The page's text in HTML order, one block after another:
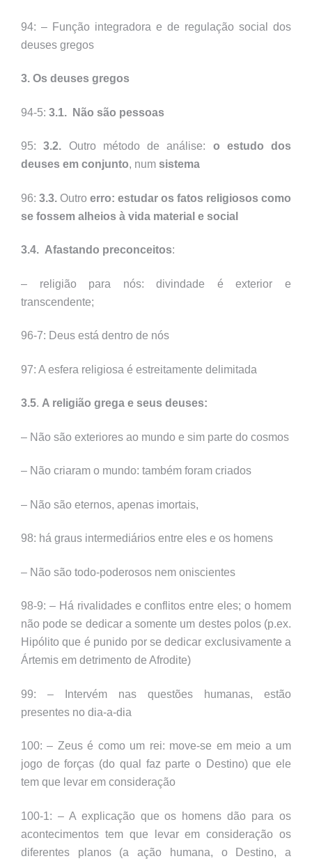
94: – Função integradora e de regulação social dos
deuses gregos
3. Os deuses gregos
94-5: 3.1. Não são pessoas
95:3.2. Outro método de análise: o estudo dos
deuses em conjunto, num sistema
96: 3.3. Outro erro: estudar os fatos religiosos como
se fossem alheios à vida material e social
3.4. Afastando preconceitos:
– religião para nós: divindade é exterior e
transcendente;
96-7: Deus está dentro de nós
97: A esfera religiosa é estreitamente delimitada
3.5. A religião grega e seus deuses:
– Não são exteriores ao mundo e sim parte do cosmos
– Não criaram o mundo: também foram criados
– Não são eternos, apenas imortais,
98: há graus intermediários entre eles e os homens
– Não são todo-poderosos nem oniscientes
98-9: – Há rivalidades e conflitos entre eles; o homem
não pode se dedicar a somente um destes polos (p.ex.
Hipólito que é punido por se dedicar exclusivamente a
Ártemis em detrimento de Afrodite)
99: – Intervém nas questões humanas, estão
presentes no dia-a-dia
100: – Zeus é como um rei: move-se em meio a um
jogo de forças (do qual faz parte o Destino) que ele
tem que levar em consideração
100-1: – A explicação que os homens dão para os
acontecimentos tem que levar em consideração os
diferentes planos (a ação humana, o Destino, a